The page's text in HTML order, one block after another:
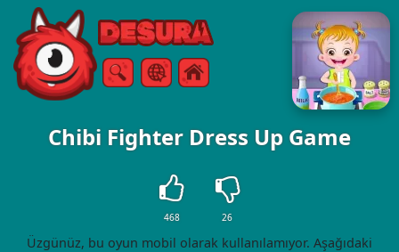
Free Online Games
AramaMenü
Chibi Fighter Dress Up Game
468 26
Üzgünüz, bu oyun mobil olarak kullanılamıyor. Aşağıdaki